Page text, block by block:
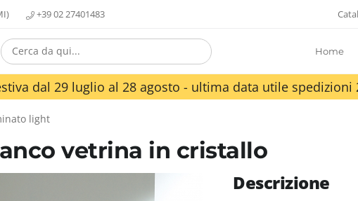
+39 02 27401483
Home
dal 29 luglio al 28 agosto - ultima data utile spedizioni
light
vetrina in cristallo
Descrizione